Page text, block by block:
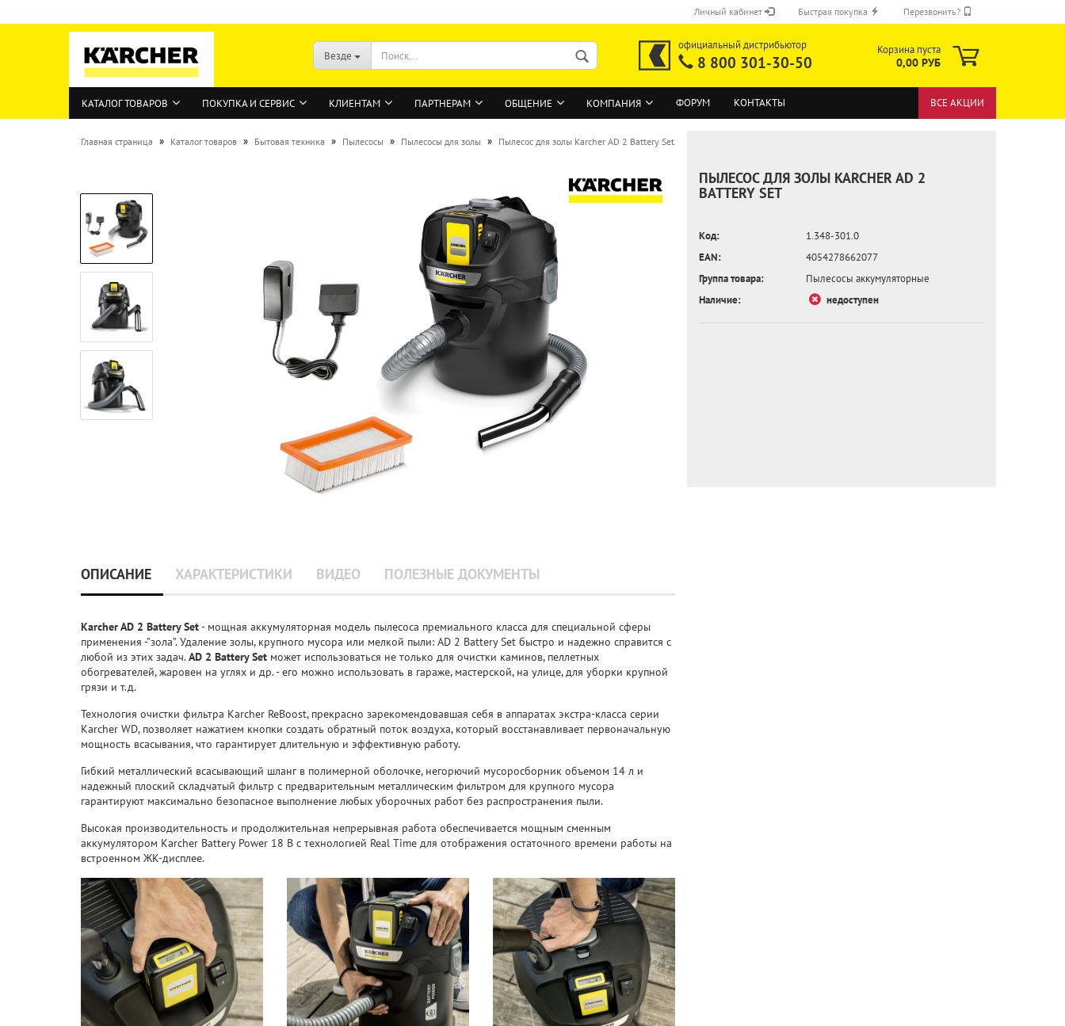
Личный кабинет
ВОЙТИ
Регистрация на сайте
Забыли пароль?
Быстрая покупка Перезвонить?
ОТПРАВИТЬ
Везде
официальный дистрибьютор
8 800 301-30-50
Корзина пуста
0,00 РУБ
КАТАЛОГ ТОВАРОВ ПОКУПКА И СЕРВИС КЛИЕНТАМ ПАРТНЕРАМ ОБЩЕНИЕ КОМПАНИЯ ФОРУМ КОНТАКТЫ ВСЕ АКЦИИ
Главная страница » Каталог товаров » Бытовая техника » Пылесосы » Пылесосы для золы » Пылесос для золы Karcher AD 2 Battery Set
ПЫЛЕСОС ДЛЯ ЗОЛЫ KARCHER AD 2
BATTERY SET
Код:
1.348-301.0
EAN:
4054278662077
Группа товара:
Пылесосы аккумуляторные
Наличие:
недоступен
ОПИСАНИЕ ХАРАКТЕРИСТИКИ ВИДЕО ПОЛЕЗНЫЕ ДОКУМЕНТЫ
Karcher AD 2 Battery Set- мощная аккумуляторная модель пылесоса премиального класса для специальной сферы
применения -"зола”. Удаление золы, крупного мусора или мелкой пыли: AD 2 Battery Set быстро и надежно справится с
любой из этих задач.AD 2 Battery Set может использоваться не только для очистки каминов, пеллетных
обогревателей, жаровен на углях и др. - его можно использовать в гараже, мастерской, на улице, для уборки крупной
грязи и т.д.
Технология очистки фильтра Karcher ReBoost, прекрасно зарекомендовавшая себя в аппаратах экстра-класса серии
Karcher WD, позволяет нажатием кнопки создать обратный поток воздуха, который восстанавливает первоначальную
мощность всасывания, что гарантирует длительную и эффективную работу.
Гибкий металлический всасывающий шланг в полимерной оболочке, негорючий мусоросборник объемом 14 л и
надежный плоский складчатый фильтр с предварительным металлическим фильтром для крупного мусора
гарантируют максимально безопасное выполнение любых уборочных работ без распространения пыли.
Высокая производительность и продолжительная непрерывная работа обеспечивается мощным сменным
аккумулятором Karcher Battery Power 18 В с технологией Real Time для отображения остаточного времени работы на
встроенном ЖК-дисплее.